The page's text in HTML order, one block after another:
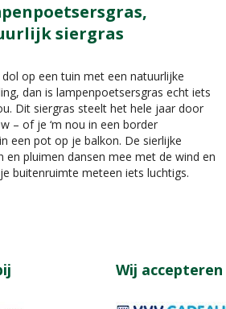
siergras
op een tuin met een natuurlijke
dan is lampenpoetsersgras echt iets
Dit siergras steelt het hele jaar door
– of je ‘m nou in een border
een pot op je balkon. De sierlijke
en pluimen dansen mee met de wind en
buitenruimte meteen iets luchtigs.
Wij accepteren